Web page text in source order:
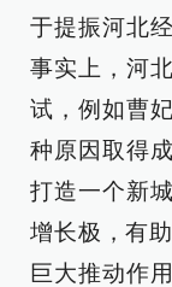
于提振河北
事实上，河
试，例如曹
种原因取得
打造一个新
增长极，有
巨大推动作